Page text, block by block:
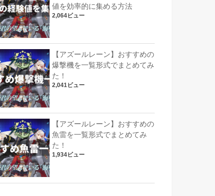
値を効率的に集める方法
2,064ビュー
【アズールレーン】おすすめの
爆撃機を一覧形式でまとめてみ
た！
2,041ビュー
【アズールレーン】おすすめの
魚雷を一覧形式でまとめてみ
た！
1,934ビュー